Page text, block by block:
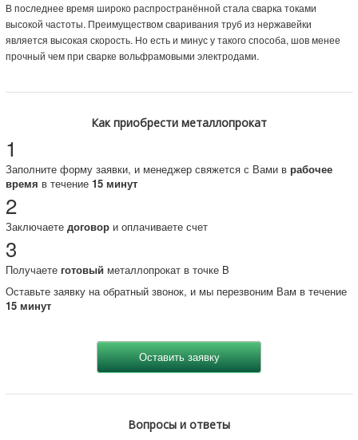
В последнее время широко распространённой стала сварка токами
высокой частоты. Преимуществом сваривания труб из нержавейки
является высокая скорость. Но есть и минус у такого способа, шов менее
прочный чем при сварке вольфрамовыми электродами.
Как приобрести металлопрокат
1
Заполните форму заявки, и менеджер свяжется с Вами в рабочее
время в течение 15 минут
2
Заключаете договори оплачиваете счет
3
Получаете готовый металлопрокат в точке B
Оставьте заявку на обратный звонок, и мы перезвоним Вам в течение
15 минут
Вопросы и ответы